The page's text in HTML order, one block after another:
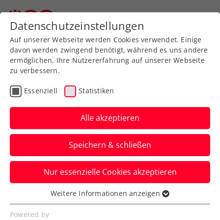
Aktuelle News
News filtern
Datenschutzeinstellungen
Auf unserer Webseite werden Cookies verwendet. Einige
davon werden zwingend benötigt, während es uns andere
ermöglichen, Ihre Nutzererfahrung auf unserer Webseite
zu verbessern.
Essenziell Statistiken
Alle akzeptieren
Speichern & schließen
Nur essenzielle Cookies akzeptieren
Essenziell
Essenzielle Cookies werden für grundlegende
Weitere Informationen anzeigen
Powered by